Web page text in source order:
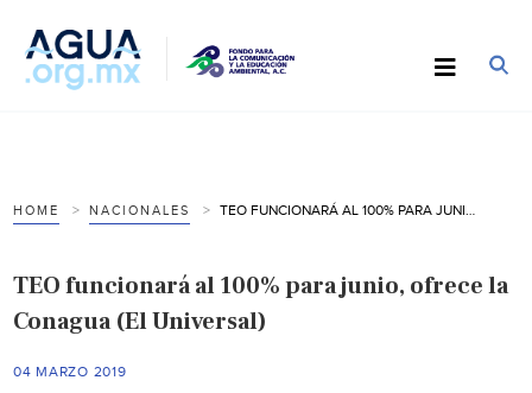
HOME NACIONALES
TEO funcionará al 100% para junio, ofrece la
Conagua (El Universal)
04 MARZO 2019